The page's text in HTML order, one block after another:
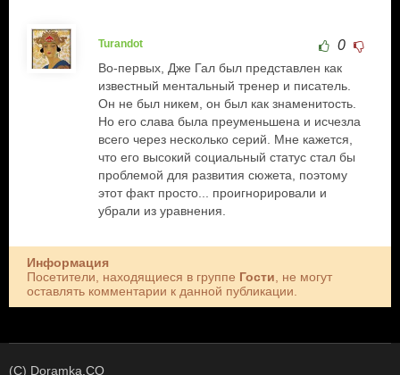
Turandot 0
Во-первых, Дже Гал был представлен как
известный ментальный тренер и писатель.
Он не был никем, он был как знаменитость.
Но его слава была преуменьшена и исчезла
всего через несколько серий. Мне кажется,
что его высокий социальный статус стал бы
проблемой для развития сюжета, поэтому
этот факт просто... проигнорировали и
убрали из уравнения.
Информация
Посетители, находящиеся в группе Гости , не могут
оставлять комментарии к данной публикации.
(C) Doramka.CO